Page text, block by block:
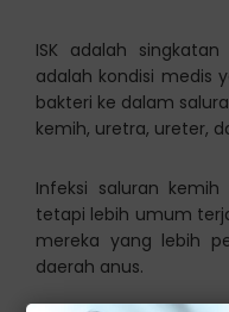
ISK adalah
adalah kondisi medis
bakteri ke dalam
kemih, uretra, ureter,
Infeksi saluran
tetapi lebih umum
mereka yang lebih
daerah anus.